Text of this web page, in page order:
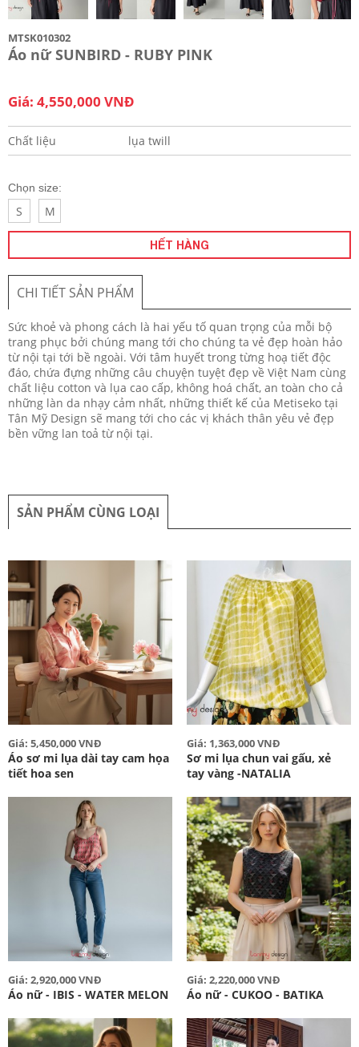
MTSK010302
Áo nữ SUNBIRD - RUBY PINK
Giá: 4,550,000 VNĐ
Chất liệu lụa twill
Chọn size:
S M
HẾT HÀNG
CHI TIẾT SẢN PHẨM
Sức khoẻ và phong cách là hai yếu tố quan trọng của mỗi bộ
trang phục bởi chúng mang tới cho chúng ta vẻ đẹp hoàn hảo
từ nội tại tới bề ngoài. Với tâm huyết trong từng hoạ tiết độc
đáo, chứa đựng những câu chuyện tuyệt đẹp về Việt Nam cùng
chất liệu cotton và lụa cao cấp, không hoá chất, an toàn cho cả
những làn da nhạy cảm nhất, những thiết kế của Metiseko tại
Tân Mỹ Design sẽ mang tới cho các vị khách thân yêu vẻ đẹp
bền vững lan toả từ nội tại.
SẢN PHẨM CÙNG LOẠI
Giá: 5,450,000 VNĐ
Áo sơ mi lụa dài tay cam họa
tiết hoa sen
Giá: 1,363,000 VNĐ
Sơ mi lụa chun vai gấu, xẻ
tay vàng -NATALIA
Giá: 2,920,000 VNĐ
Áo nữ - IBIS - WATER MELON
Giá: 2,220,000 VNĐ
Áo nữ - CUKOO - BATIKA